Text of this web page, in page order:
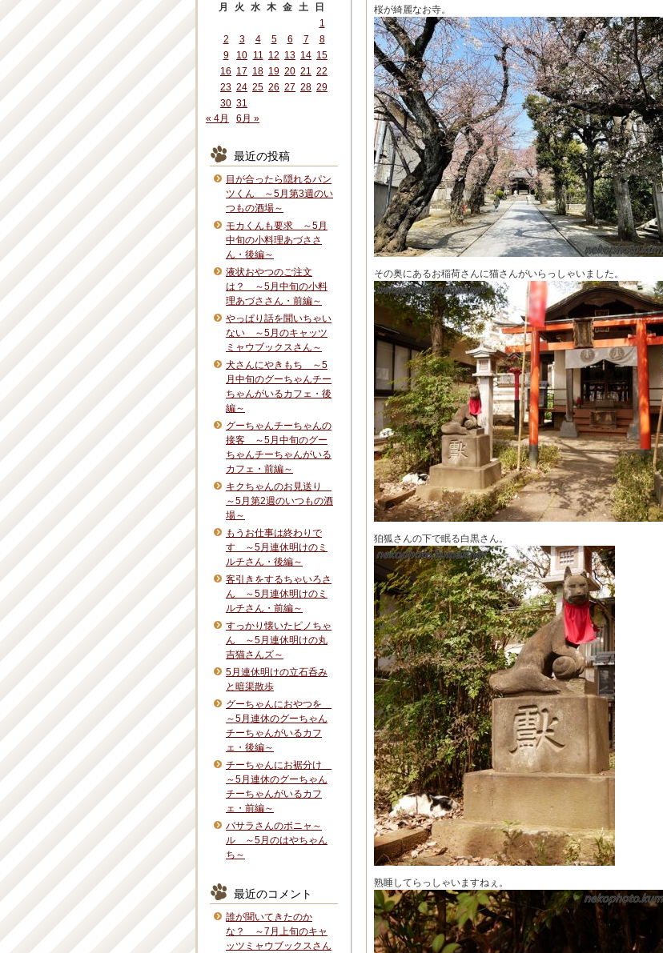
桜が綺麗なお寺。
その奥にあるお稲荷さんに猫さんがいらっしゃいました。
狛狐さんの下で眠る白黒さん。
熟睡してらっしゃいますねぇ。
月 火 水 木 金 土
日
1
2
3 4 5 6 7
8
9
10 11 12 13 14 15
16 17 18 19 20 21 22
23 24 25 26 27 28 29
30 31
« 4月
6月 »
最近の投稿
目が合ったら隠れるパン
ツくん ～5月第3週のい
つもの酒場～
モカくんも要求 ～5月
中旬の小料理あづささ
ん・後編～
液状おやつのご注文
は？ ～5月中旬の小料
理あづささん・前編～
やっぱり話を聞いちゃい
ない ～5月のキャッツ
ミャウブックスさん～
犬さんにやきもち ～5
月中旬のグーちゃんチー
ちゃんがいるカフェ・後
編～
グーちゃんチーちゃんの
接客 ～5月中旬のグー
ちゃんチーちゃんがいる
カフェ・前編～
キクちゃんのお見送り
～5月第2週のいつもの酒
場～
もうお仕事は終わりで
す ～5月連休明けのミ
ルチさん・後編～
客引きをするちゃいろさ
ん ～5月連休明けのミ
ルチさん・前編～
すっかり懐いたピノちゃ
ん ～5月連休明けの丸
吉猫さんズ～
5月連休明けの立石呑み
と暗渠散歩
グーちゃんにおやつを
～5月連休のグーちゃん
チーちゃんがいるカフ
ェ・後編～
チーちゃんにお裾分け
～5月連休のグーちゃん
チーちゃんがいるカフ
ェ・前編～
バサラさんのボニャ～
ル ～5月のはやちゃん
ち～
最近のコメント
誰が聞いてきたのか
な？ ～7月上旬のキャ
ッツミャウブックスさん